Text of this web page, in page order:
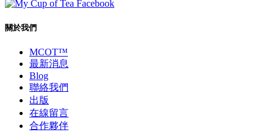
關於我們
MCOT™
最新消息
Blog
聯絡我們
出版
在線留言
合作夥伴